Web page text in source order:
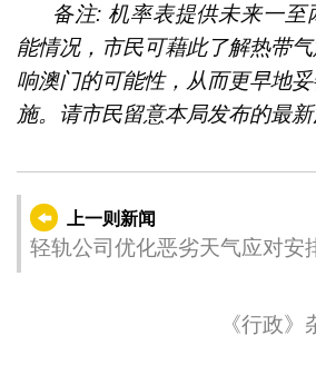
备注: 机率表提供未来一至
能情况，市民可藉此了解热带
响澳门的可能性，从而更早地
施。请市民留意本局发布的最新
上一则新闻
轻轨公司优化恶劣天气应对安
《行政